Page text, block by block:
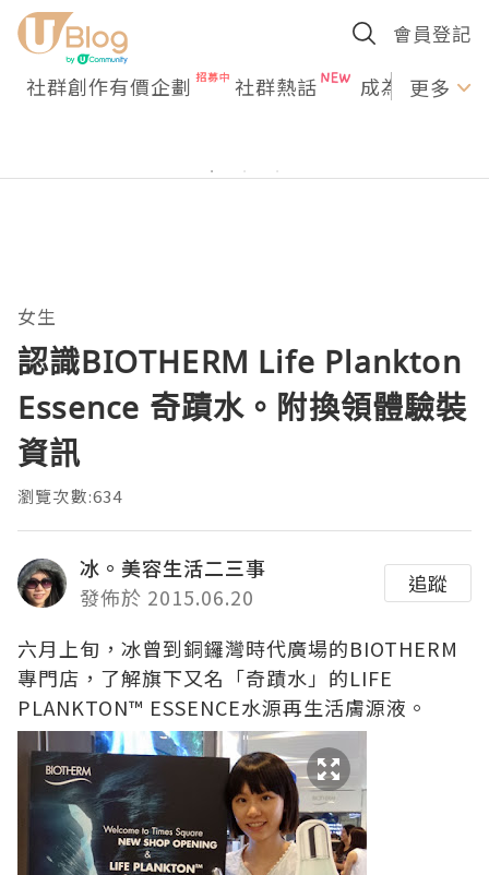
會員登記
社群創作有價企劃 社群熱話 成為U更多
女生
認識BIOTHERM Life Plankton
Essence 奇蹟水。附換領體驗裝
資訊
瀏覽次數:634
冰。美容生活二三事
發佈於 2015.06.20
追蹤
六月上旬，冰曾到銅鑼灣時代廣場的BIOTHERM
專門店，了解旗下又名「奇蹟水」的LIFE
PLANKTON™ ESSENCE水源再生活膚源液。